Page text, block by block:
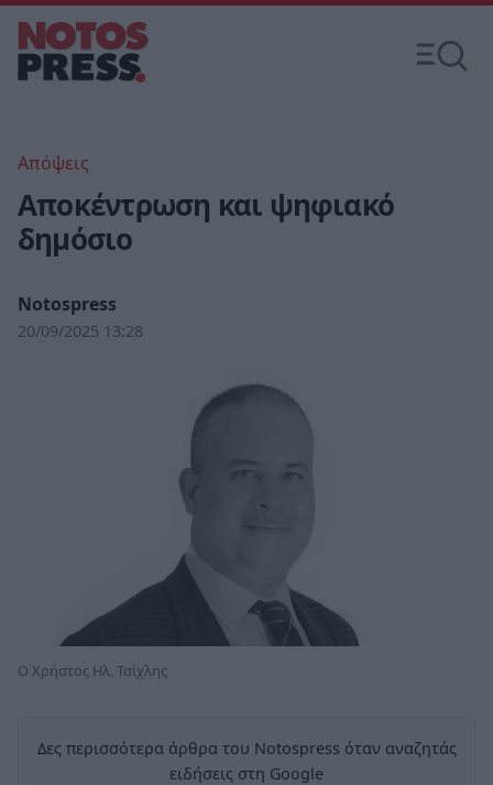
Απόψεις
Αποκέντρωση και ψηφιακό
δημόσιο
Notospress
20/09/2025 13:28
Ο Χρήστος Ηλ. Τσίχλης
Δες περισσότερα άρθρα του Notospress όταν αναζητάς
ειδήσεις στη Google